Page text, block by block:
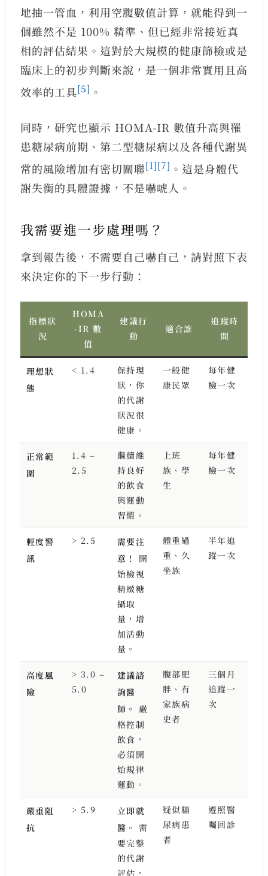
地抽一管血，利用空腹數值計算，就能得到一
個雖然不是 100% 精準、但已經非常接近真
相的評估結果。這對於大規模的健康篩檢或是
臨床上的初步判斷來說，是一個非常實用且高
效率的工具[5] 。
同時，研究也顯示 HOMA-IR 數值升高與罹
患糖尿病前期、第二型糖尿病以及各種代謝異
常的風險增加有密切關聯[1][7] 。這是身體代
謝失衡的具體證據，不是嚇唬人。
我需要進一步處理嗎？
拿到報告後，不需要自己嚇自己，請對照下表
來決定你的下一步行動：
指標狀
況
HOMA
-IR 數
值
建議行
動
適合誰
追蹤時
間
理想狀
態
< 1.4
保持現
狀，你
的代謝
狀況很
健康。
一般健
康民眾
每年健
檢一次
正常範
圍
1.4 –
2.5
繼續維
持良好
的飲食
與運動
習慣。
上班
族、學
生
每年健
檢一次
輕度警
訊
> 2.5
需要注
意！
開
始檢視
精緻糖
攝取
量，增
加活動
量。
體重過
重、久
坐族
半年追
蹤一次
高度風
險
> 3.0 –
5.0
建議諮
詢醫
師。
嚴
格控制
飲食，
必須開
始規律
運動。
腹部肥
胖、有
家族病
史者
三個月
追蹤一
次
嚴重阻
抗
> 5.9
立即就
醫。 需
要完整
的代謝
評估，
疑似糖
尿病患
者
遵照醫
囑回診